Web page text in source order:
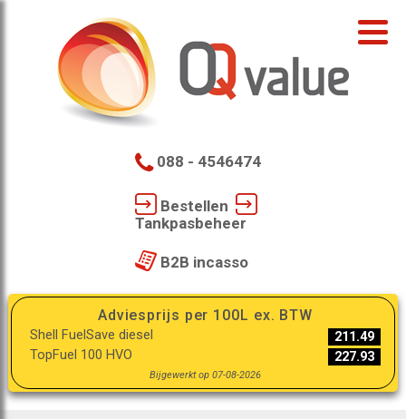
088 - 4546474
Bestellen
Tankpasbeheer
B2B incasso
Adviesprijs per 100L ex. BTW
Shell FuelSave diesel
211.49
TopFuel 100 HVO
227.93
Bijgewerkt op 07-08-2026